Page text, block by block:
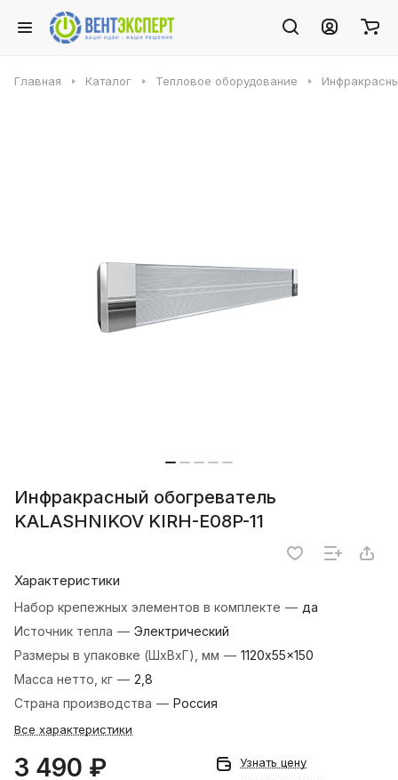
Главная Каталог Тепловое оборудование
Инфракрасный обогреватель
KALASHNIKOV KIRH-E08P-11
Характеристики
Набор крепежных элементов в комплекте — да
Источник тепла — Электрический
Размеры в упаковке (ШхВхГ), мм — 1120x55x150
Масса нетто, кг — 2,8
Страна производства — Россия
Все характеристики
3 490 ₽
Узнать цену